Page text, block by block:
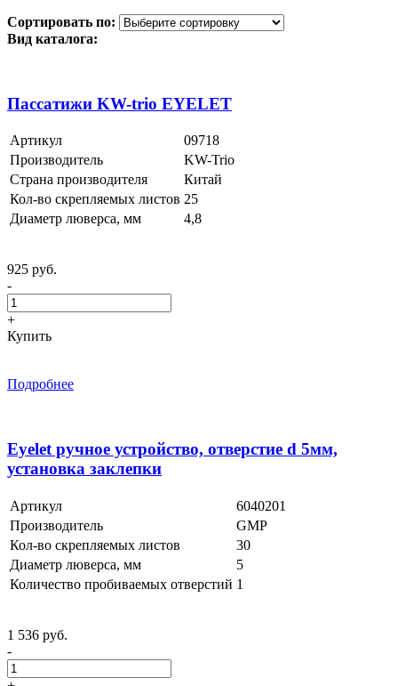
Сортировать по:
Вид каталога:
Пассатижи KW-trio EYELET
Артикул
09718
Производитель
KW-Trio
Страна производителя
Китай
Кол-во скрепляемых листов 25
Диаметр люверса, мм
4,8
925 руб.
-
+
Купить
Подробнее
Eyelet ручное устройство, отверстие d 5мм,
установка заклепки
Артикул
6040201
Производитель
GMP
Кол-во скрепляемых листов
30
Диаметр люверса, мм
5
Количество пробиваемых отверстий 1
1 536 руб.
-